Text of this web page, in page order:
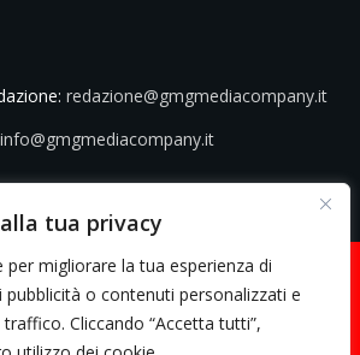
tua privacy
migliorare la tua esperienza di
o contenuti personalizzati e
Cliccando “Accetta tutti”,
redazione@gmgmediacompany.it
info@gmgmediacompany.it